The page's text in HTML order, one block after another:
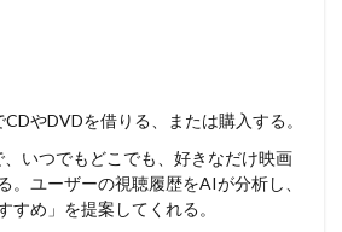
CDやDVDを借りる、または購入する。
、いつでもどこでも、好きなだけ映画
。ユーザーの視聴履歴をAIが分析し、
すめ」を提案してくれる。